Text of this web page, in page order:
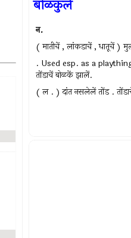
बोळकुलें
न.
( मातीचें , लांकडाचें , धातूचें )
. Used esp. as a
तोंडाचें बोळकें झालें.
( ल . ) दांत नसलेलें तोंड .